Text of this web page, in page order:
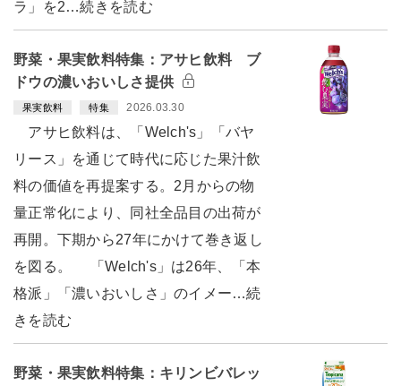
ラ」を2…続きを読む
野菜・果実飲料特集：アサヒ飲料 ブ
ドウの濃いおいしさ提供
果実飲料 特集 2026.03.30
アサヒ飲料は、「Welch's」「バヤ
リース」を通じて時代に応じた果汁飲
料の価値を再提案する。2月からの物
量正常化により、同社全品目の出荷が
再開。下期から27年にかけて巻き返し
を図る。 「Welch's」は26年、「本
格派」「濃いおいしさ」のイメー…続
きを読む
野菜・果実飲料特集：キリンビバレッ